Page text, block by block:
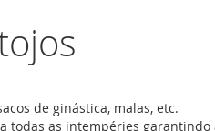
de ginástica, malas, etc.
todas as intempéries